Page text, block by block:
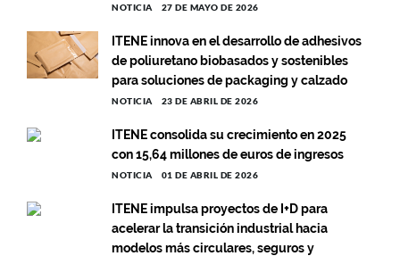
NOTICIA 27 DE MAYO DE 2026
ITENE innova en el desarrollo de adhesivos
de poliuretano biobasados y sostenibles
para soluciones de packaging y calzado
NOTICIA 23 DE ABRIL DE 2026
ITENE consolida su crecimiento en 2025
con 15,64 millones de euros de ingresos
NOTICIA 01 DE ABRIL DE 2026
ITENE impulsa proyectos de I+D para
acelerar la transición industrial hacia
modelos más circulares, seguros y